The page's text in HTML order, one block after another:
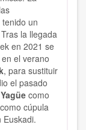
un
la llegada
en 2021 se
en el verano
, para sustituir
el pasado
como
cúpula